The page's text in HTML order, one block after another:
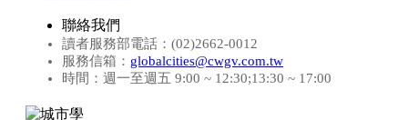
聯絡我們
讀者服務部電話：(02)2662-0012
服務信箱： globalcities@cwgv.com.tw
時間：週一至週五 9:00 ~ 12:30;13:30 ~ 17:00